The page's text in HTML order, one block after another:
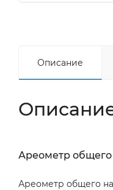
Описание
Ареометр общего
Ареометр общего